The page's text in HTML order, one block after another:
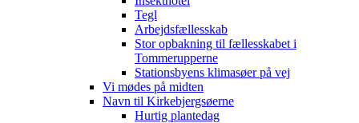
Tegl
Arbejdsfællesskab
Stor opbakning til fællesskabet i
Tommerupperne
Stationsbyens klimasøer på vej
Vi mødes på midten
Navn til Kirkebjergsøerne
Hurtig plantedag